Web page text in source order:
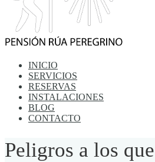
INICIO
SERVICIOS
RESERVAS
INSTALACIONES
BLOG
CONTACTO
Peligros a los